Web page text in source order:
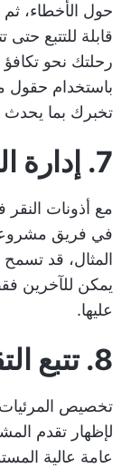
حول الأخطاء، ثم
قابلة للتتبع
رحلتك نحو
باستخدام
تخبرك بما
7. إدارة
مع أذونات النقر
في فريق
المثال، قد
يمكن للآخرين
عليها.
8. تتبع التقدم
تخصيص
لإظهار تقدم
عامة عالية